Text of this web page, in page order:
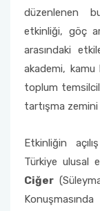
düzenlenen
etkinliği, göç
arasındaki
akademi, kamu
toplum
tartışma zemini
Etkinliğin
Türkiye ulusal
Ciğer
Antalya-